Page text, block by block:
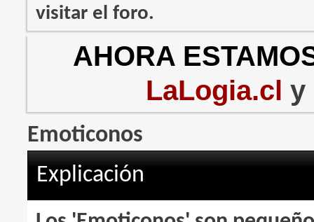
visitar el foro.
AHORA
LaLogia.cl y
Emoticonos
Explicación